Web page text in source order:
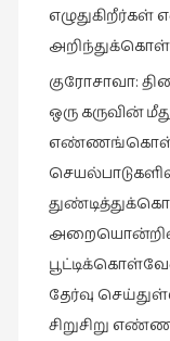
கதைகள்
செல்லும்
பாதை
கல்வி
கல்வி
கவிஞனும்
கவிதையும்
குரோசாவா:
ஒரு கருவின்
எண்ணங்கொள்ள
தேர்வு
சிறுசிறு